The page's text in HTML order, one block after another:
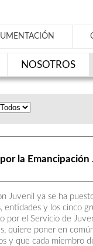
NOSOTROS
la
Juvenil ya se ha
entidades y los cinco
por el Servicio de
quiere poner en
y que cada miembro